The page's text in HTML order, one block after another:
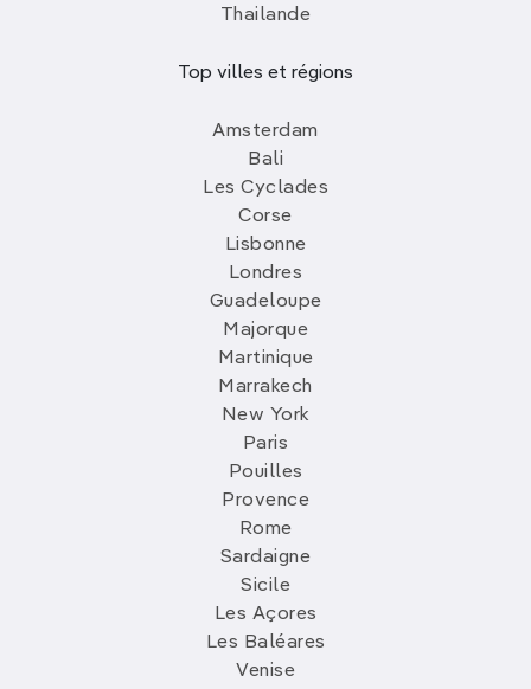
Thailande
Top villes et régions
Amsterdam
Bali
Les Cyclades
Corse
Lisbonne
Londres
Guadeloupe
Majorque
Martinique
Marrakech
New York
Paris
Pouilles
Provence
Rome
Sardaigne
Sicile
Les Açores
Les Baléares
Venise